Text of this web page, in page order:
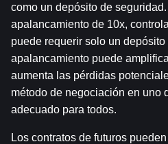
como un depósito de
apalancamiento de 10x,
puede requerir solo un depósito
apalancamiento puede
aumenta las pérdidas
método de negociación en uno
adecuado para todos.
Los contratos de futuros